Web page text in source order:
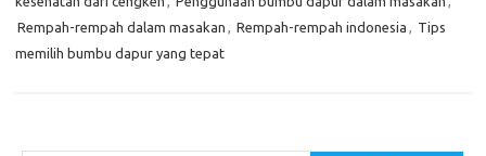
Rempah-rempah dalam masakan , Rempah-rempah indonesia , Tips
memilih bumbu dapur yang tepat